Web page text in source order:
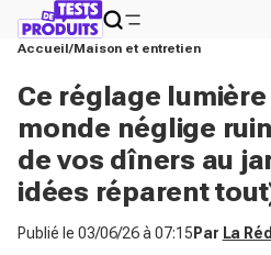
Accueil Maison et entretien
Ce réglage
monde néglige
de vos dîners au
idées réparent
Publié le 03/06/26 à 07:15 Par La